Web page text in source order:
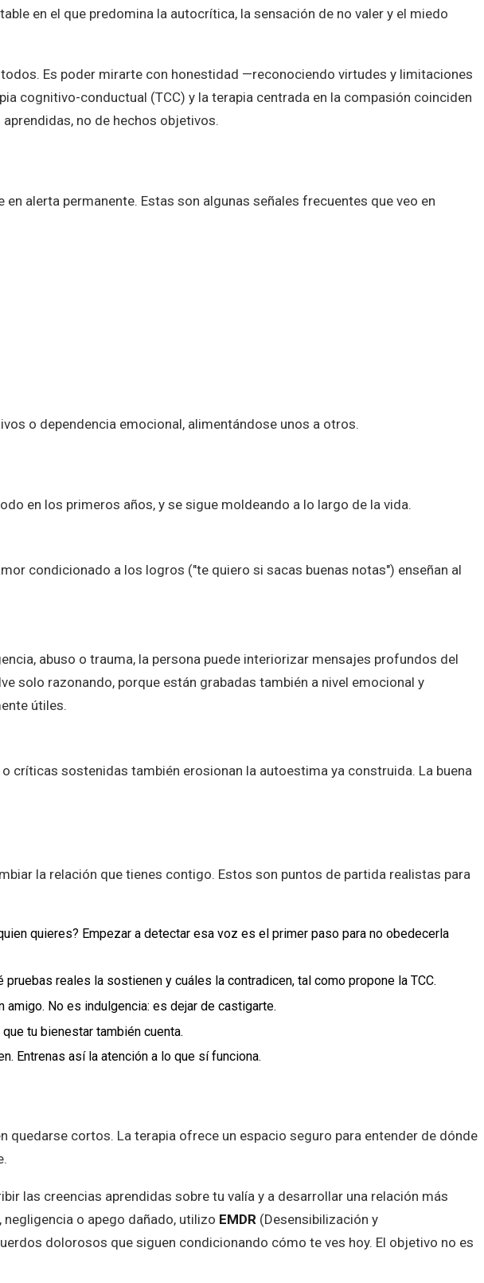
en el que predomina la autocrítica, la sensación de no valer y el miedo
Es poder mirarte con honestidad —reconociendo virtudes y limitaciones
cognitivo-conductual (TCC) y la terapia centrada en la compasión coinciden
no de hechos objetivos.
alerta permanente. Estas son algunas señales frecuentes que veo en
o dependencia emocional, alimentándose unos a otros.
en los primeros años, y se sigue moldeando a lo largo de la vida.
condicionado a los logros ("te quiero si sacas buenas notas") enseñan al
abuso o trauma, la persona puede interiorizar mensajes profundos del
solo razonando, porque están grabadas también a nivel emocional y
útiles.
críticas sostenidas también erosionan la autoestima ya construida. La buena
la relación que tienes contigo. Estos son puntos de partida realistas para
quieres? Empezar a detectar esa voz es el primer paso para no obedecerla
reales la sostienen y cuáles la contradicen, tal como propone la TCC.
No es indulgencia: es dejar de castigarte.
tu bienestar también cuenta.
Entrenas así la atención a lo que sí funciona.
cortos. La terapia ofrece un espacio seguro para entender de dónde
las creencias aprendidas sobre tu valía y a desarrollar una relación más
o apego dañado, utilizo EMDR (Desensibilización y
dolorosos que siguen condicionando cómo te ves hoy. El objetivo no es